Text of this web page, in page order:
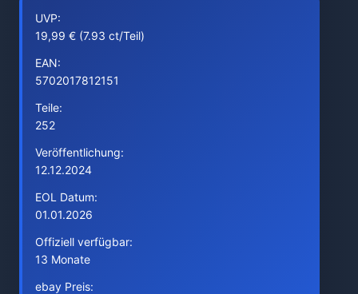
UVP:
19,99 € (7.93 ct/Teil)
EAN:
5702017812151
Teile:
252
Veröffentlichung:
12.12.2024
EOL Datum:
01.01.2026
Offiziell verfügbar:
13 Monate
ebay Preis: